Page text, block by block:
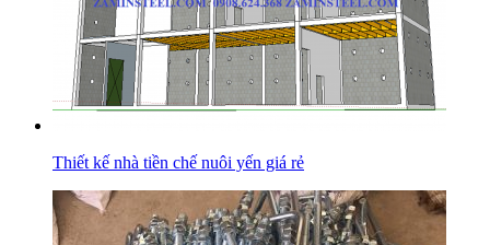
Thiết kế nhà tiền chế nuôi yến giá rẻ